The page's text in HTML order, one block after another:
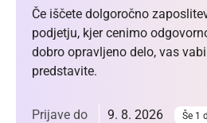
Če iščete dolgoročno
podjetju, kjer cenimo
dobro opravljeno delo, vas
predstavite.
Prijave do 9. 8. 2026 Še 1